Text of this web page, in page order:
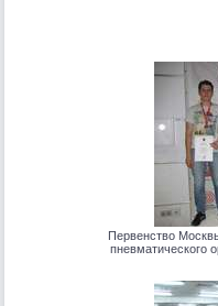
Первенство
пневматического